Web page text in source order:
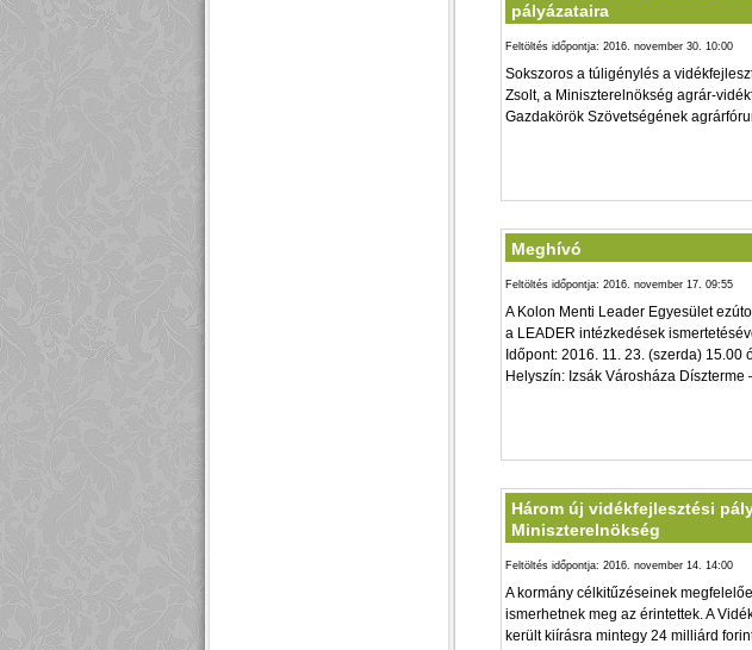
pályázataira
Feltöltés időpontja: 2016. november 30. 10:00
Sokszoros a túligénylés a
Zsolt, a Miniszterelnökség agrár-
Gazdakörök Szövetségének
Meghívó
Feltöltés időpontja: 2016. november 17. 09:55
A Kolon Menti Leader Egyesület
a LEADER intézkedések
Időpont: 2016. 11. 23. (szerda) 15.00
Helyszín: Izsák Városháza
Három új vidékfejlesztési
Miniszterelnökség
Feltöltés időpontja: 2016. november 14. 14:00
A kormány célkitűzéseinek
ismerhetnek meg az érintettek. A
került kiírásra mintegy 24 milliárd